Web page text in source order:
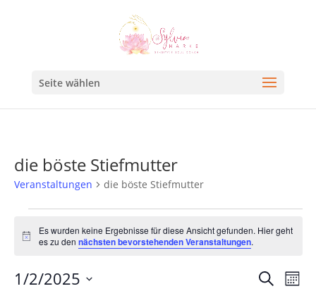
Seite wählen
die böste Stiefmutter
Veranstaltungen die böste Stiefmutter
Hinweis
Es wurden keine Ergebnisse für diese Ansicht gefunden. Hier geht
es zu dennächsten bevorstehenden Veranstaltungen.
Suche
1/2/2025